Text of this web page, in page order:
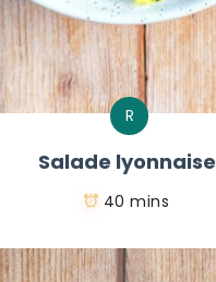
R
Salade lyonnaise
40 mins